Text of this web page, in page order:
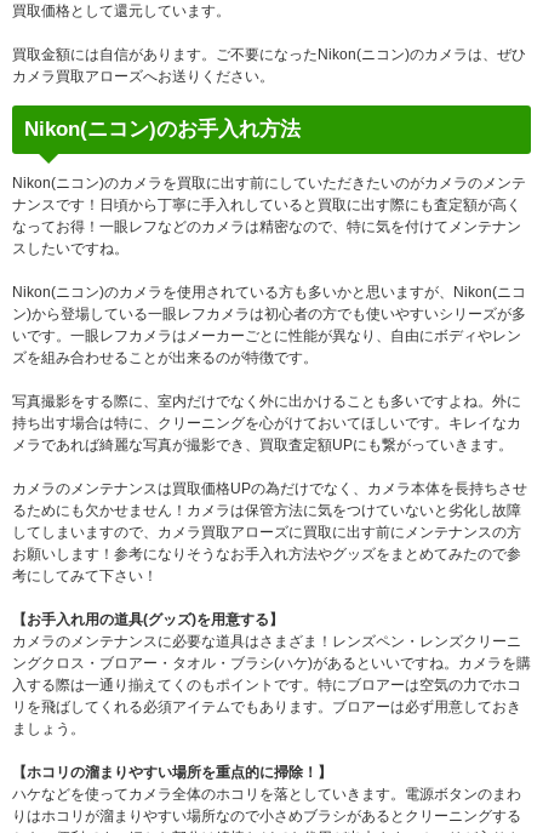
買取価格として還元しています。
買取金額には自信があります。ご不要になったNikon(ニコン)のカメラは、ぜひ
カメラ買取アローズへお送りください。
Nikon(ニコン)のお手入れ方法
Nikon(ニコン)のカメラを買取に出す前にしていただきたいのがカメラのメンテ
ナンスです！日頃から丁寧に手入れしていると買取に出す際にも査定額が高く
なってお得！一眼レフなどのカメラは精密なので、特に気を付けてメンテナン
スしたいですね。
Nikon(ニコン)のカメラを使用されている方も多いかと思いますが、Nikon(ニコ
ン)から登場している一眼レフカメラは初心者の方でも使いやすいシリーズが多
いです。一眼レフカメラはメーカーごとに性能が異なり、自由にボディやレン
ズを組み合わせることが出来るのが特徴です。
写真撮影をする際に、室内だけでなく外に出かけることも多いですよね。外に
持ち出す場合は特に、クリーニングを心がけておいてほしいです。キレイなカ
メラであれば綺麗な写真が撮影でき、買取査定額UPにも繋がっていきます。
カメラのメンテナンスは買取価格UPの為だけでなく、カメラ本体を長持ちさせ
るためにも欠かせません！カメラは保管方法に気をつけていないと劣化し故障
してしまいますので、カメラ買取アローズに買取に出す前にメンテナンスの方
お願いします！参考になりそうなお手入れ方法やグッズをまとめてみたので参
考にしてみて下さい！
【お手入れ用の道具(グッズ)を用意する】
カメラのメンテナンスに必要な道具はさまざま！レンズペン・レンズクリーニ
ングクロス・ブロアー・タオル・ブラシ(ハケ)があるといいですね。カメラを購
入する際は一通り揃えてくのもポイントです。特にブロアーは空気の力でホコ
リを飛ばしてくれる必須アイテムでもあります。ブロアーは必ず用意しておき
ましょう。
【ホコリの溜まりやすい場所を重点的に掃除！】
ハケなどを使ってカメラ全体のホコリを落としていきます。電源ボタンのまわ
りはホコリが溜まりやすい場所なので小さめブラシがあるとクリーニングする